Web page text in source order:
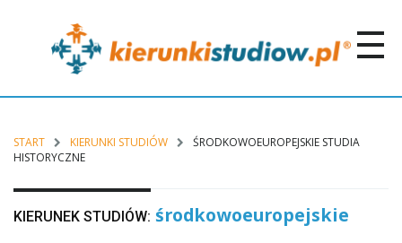
START KIERUNKI STUDIÓW
ŚRODKOWOEUROPEJSKIE STUDIA
HISTORYCZNE
KIERUNEK STUDIÓW: środkowoeuropejskie